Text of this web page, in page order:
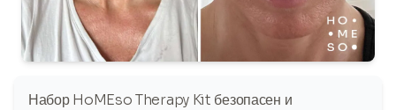
Набор HoMEso Therapy Kit безопасен и